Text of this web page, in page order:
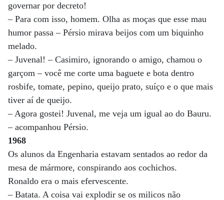
governar por decreto!
– Para com isso, homem. Olha as moças que esse mau
humor passa – Pérsio mirava beijos com um biquinho
melado.
– Juvenal! – Casimiro, ignorando o amigo, chamou o
garçom – você me corte uma baguete e bota dentro
rosbife, tomate, pepino, queijo prato, suíço e o que mais
tiver aí de queijo.
– Agora gostei! Juvenal, me veja um igual ao do Bauru.
– acompanhou Pérsio.
1968
Os alunos da Engenharia estavam sentados ao redor da
mesa de mármore, conspirando aos cochichos.
Ronaldo era o mais efervescente.
– Batata. A coisa vai explodir se os milicos não